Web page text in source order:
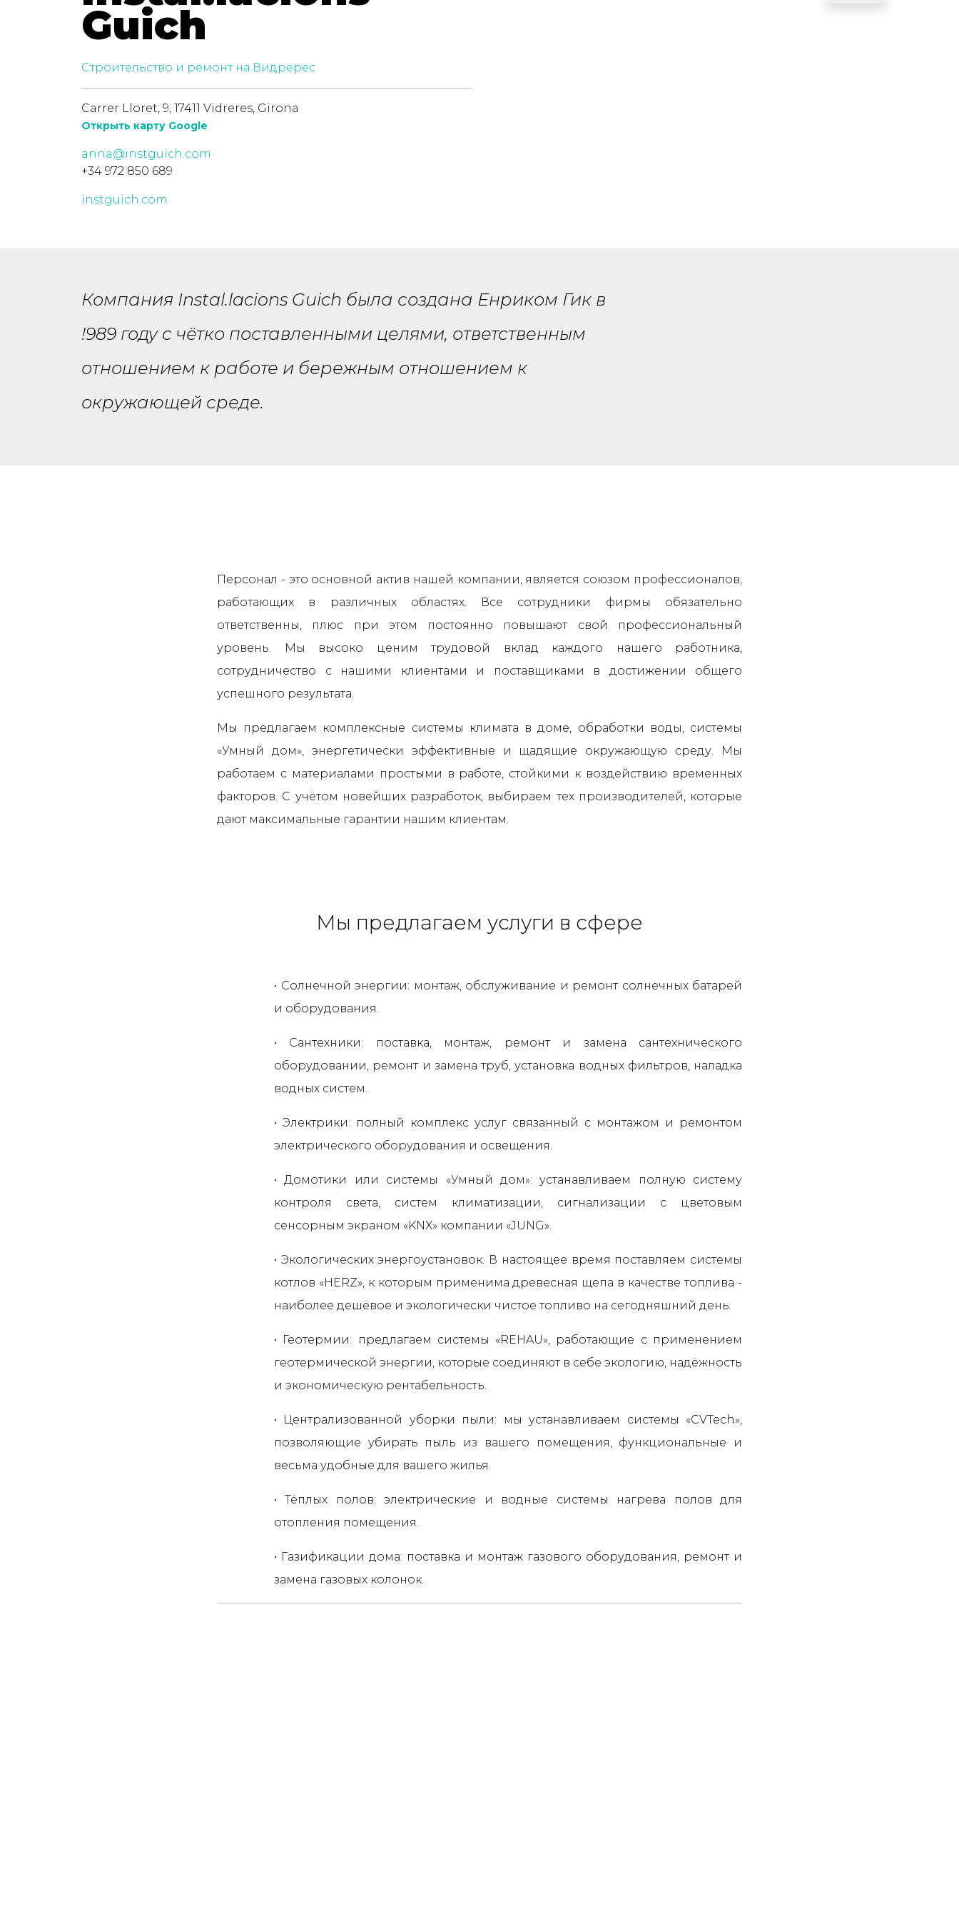
Guich
Строительство и ремонт на Видререс
Carrer Lloret, 9, 17411 Vidreres, Girona
Открыть карту Google
anna@instguich.com
+34 972 850 689
instguich.com
Компания Instal.lacions Guich была создана Енриком Гик в
!989 году с чётко поставленными целями, ответственным
отношением к работе и бережным отношением к
окружающей среде.
Персонал - это основной актив нашей компании, является союзом профессионалов,
работающих в различных областях. Все сотрудники фирмы обязательно
ответственны, плюс при этом постоянно повышают свой профессиональный
уровень. Мы высоко ценим трудовой вклад каждого нашего работника,
сотрудничество с нашими клиентами и поставщиками в достижении общего
успешного результата.
Мы предлагаем комплексные системы климата в доме, обработки воды, системы
«Умный дом», энергетически эффективные и щадящие окружающую среду. Мы
работаем с материалами простыми в работе, стойкими к воздействию временных
факторов. С учётом новейших разработок, выбираем тех производителей, которые
дают максимальные гарантии нашим клиентам.
Мы предлагаем услуги в сфере
• Солнечной энергии: монтаж, обслуживание и ремонт солнечных батарей
и оборудования.
• Сантехники: поставка, монтаж, ремонт и замена сантехнического
оборудовании, ремонт и замена труб, установка водных фильтров, наладка
водных систем.
• Электрики: полный комплекс услуг связанный с монтажом и ремонтом
электрического оборудования и освещения.
• Домотики или системы «Умный дом»: устанавливаем полную систему
контроля света, систем климатизации, сигнализации с цветовым
сенсорным экраном «KNX» компании «JUNG».
• Экологических энергоустановок. В настоящее время поставляем системы
котлов «HERZ», к которым применима древесная щепа в качестве топлива -
наиболее дешёвое и экологически чистое топливо на сегодняшний день.
• Геотермии: предлагаем системы «REHAU», работающие с применением
геотермической энергии, которые соединяют в себе экологию, надёжность
и экономическую рентабельность.
• Централизованной уборки пыли: мы устанавливаем системы «CVTech»,
позволяющие убирать пыль из вашего помещения, функциональные и
весьма удобные для вашего жилья.
• Тёплых полов: электрические и водные системы нагрева полов для
отопления помещения.
• Газификации дома: поставка и монтаж газового оборудования, ремонт и
замена газовых колонок.